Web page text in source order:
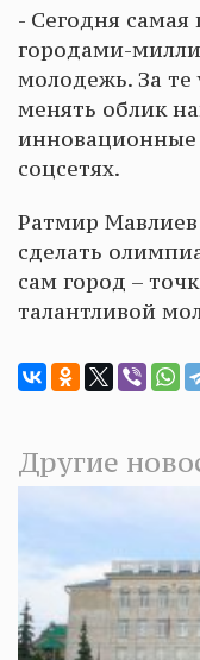
- Сегодня самая
городами-
молодежь. За те
менять облик
инновационные
соцсетях.
Ратмир
сделать
сам город –
талантливой
Другие